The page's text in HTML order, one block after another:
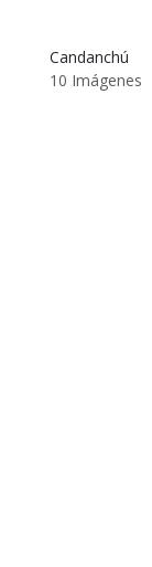
Candanchú
10 Imágenes